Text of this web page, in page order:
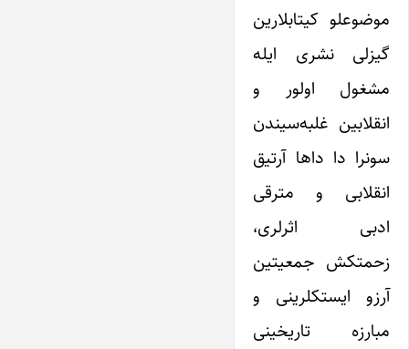
موضوعلو کیتابلارین
گیزلی نشری ایله
مشغول اولور و
انقلابین غلبه‌سیندن
سونرا دا داها آرتیق
انقلابی و مترقی
ادبی اثرلری،
زحمتکش جمعیتین
آرزو ایستکلرینی و
مبارزه تاریخینی